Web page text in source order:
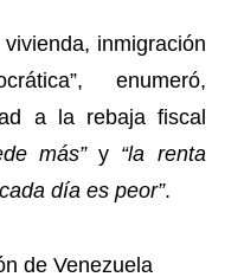
inmigración
enumeró,
a la rebaja fiscal
más”y “la renta
día es peor”.
de Venezuela